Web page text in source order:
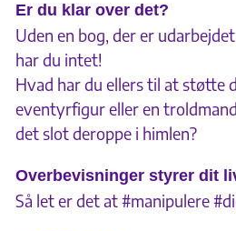
Er du klar over det?
Uden en bog, der er
har du intet!
Hvad har du ellers til at støtte
eventyrfigur eller en
det slot deroppe i himlen?
Overbevisninger styrer dit
Så let er det at #manipulere